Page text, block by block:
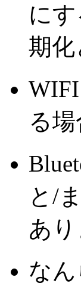
に
期
る
と/
あ
な